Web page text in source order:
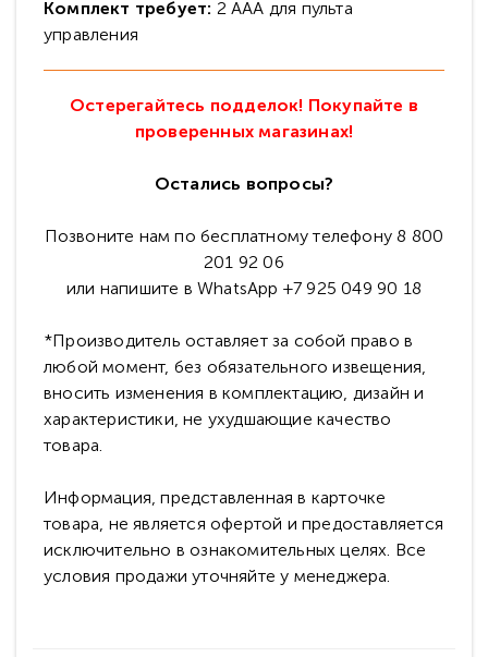
Комплект требует: 2 АAА для пульта
управления
Остерегайтесь подделок! Покупайте в
проверенных магазинах!
Остались вопросы?
Позвоните нам по бесплатному телефону 8 800
201 92 06
или напишите в WhatsApp +7 925 049 90 18
*Производитель оставляет за собой право в
любой момент, без обязательного извещения,
вносить изменения в комплектацию, дизайн и
характеристики, не ухудшающие качество
товара.
Информация, представленная в карточке
товара, не является офертой и предоставляется
исключительно в ознакомительных целях. Все
условия продажи уточняйте у менеджера.